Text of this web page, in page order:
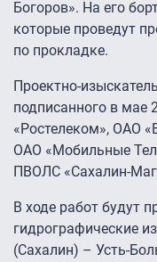
Богоров». На его
которые проведут
по прокладке.
Проектно-
подписанного в мае
«Ростелеком», ОАО
ОАО «Мобильные
ПВОЛС «Сахалин-
В ходе работ будут
гидрографические
(Сахалин) – Усть-